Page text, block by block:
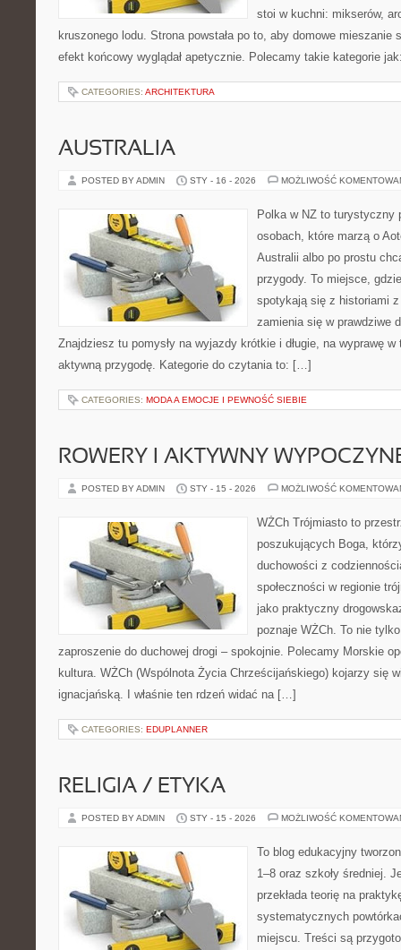
stoi w kuchni: mikserów,
kruszonego lodu. Strona powstała po to, aby domowe mieszanie
efekt końcowy wyglądał apetycznie. Polecamy takie kategorie
CATEGORIES: ARCHITEKTURA
AUSTRALIA
POSTED BY ADMIN STY - 16 - 2026 MOŻLIWOŚĆ
Polka w NZ to turystyczny
osobach, które marzą o
Australii albo po prostu
przygody. To miejsce,
spotykają się z historiami z
zamienia się w prawdziwe
Znajdziesz tu pomysły na wyjazdy krótkie i długie, na wyprawę
aktywną przygodę. Kategorie do czytania to: […]
CATEGORIES: MODA A EMOCJE I PEWNOŚĆ SIEBIE
ROWERY I AKTYWNY
POSTED BY ADMIN STY - 15 - 2026 MOŻLIWOŚĆ
WŻCh Trójmiasto to
poszukujących Boga,
duchowości z
społeczności w regionie
jako praktyczny
poznaje WŻCh. To nie
zaproszenie do duchowej drogi – spokojnie. Polecamy Morskie
kultura. WŻCh (Wspólnota Życia Chrześcijańskiego) kojarzy się
ignacjańską. I właśnie ten rdzeń widać na […]
CATEGORIES: EDUPLANNER
RELIGIA / ETYKA
POSTED BY ADMIN STY - 15 - 2026 MOŻLIWOŚĆ
To blog edukacyjny
1–8 oraz szkoły średniej.
przekłada teorię na
systematycznych
miejscu. Treści są